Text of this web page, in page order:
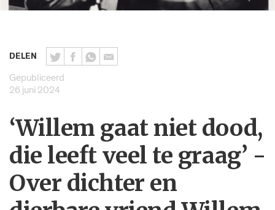
DELEN
Gepubliceerd
26 juni 2024
‘Willem gaat niet dood,
die leeft veel te graag’ -
Over dichter en